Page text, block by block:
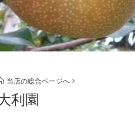
当店の総合ページへ
利園